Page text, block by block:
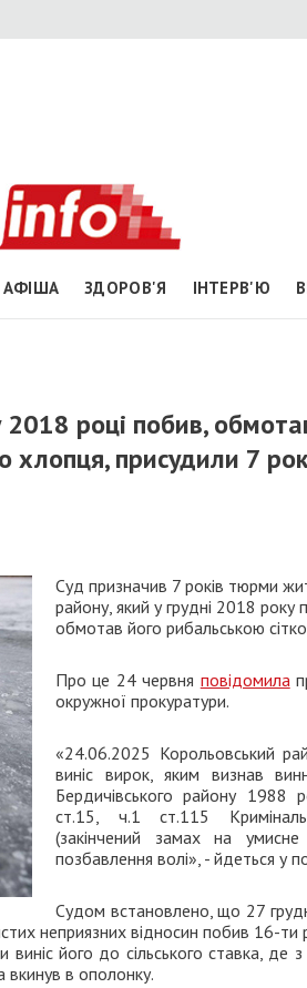
АФІША ЗДОРОВ'Я ІНТЕРВ'Ю
році побив,
хлопця, присудили 7
Суд призначив 7 років тюрми
району, який у грудні 2018 року
обмотав його рибальською
Про це 24 червня повідомила
окружної прокуратури.
«24.06.2025 Корольовський
виніс вирок, яким визнав
Бердичівського району 1988
ст.15, ч.1 ст.115
(закінчений замах на
позбавлення волі», - йдеться у
Судом встановлено, що 27
неприязних відносин побив 16-ти
його до сільського ставка,
вкинув в ополонку.